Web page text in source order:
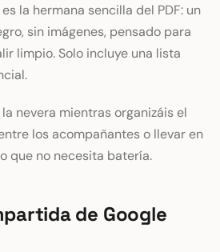
la hermana sencilla del PDF: un
sin imágenes, pensado para
limpio. Solo incluye una lista
nevera mientras organizáis el
los acompañantes o llevar en
que no necesita batería.
de Google